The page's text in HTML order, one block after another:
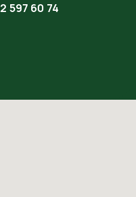
597 60 74